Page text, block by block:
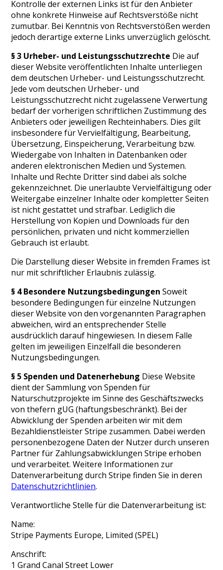
Kontrolle der externen Links ist für den Anbieter
ohne konkrete Hinweise auf Rechtsverstöße nicht
zumutbar. Bei Kenntnis von Rechtsverstößen werden
jedoch derartige externe Links unverzüglich gelöscht.
§ 3 Urheber- und Leistungsschutzrechte Die auf
dieser Website veröffentlichten Inhalte unterliegen
dem deutschen Urheber- und Leistungsschutzrecht.
Jede vom deutschen Urheber- und
Leistungsschutzrecht nicht zugelassene Verwertung
bedarf der vorherigen schriftlichen Zustimmung des
Anbieters oder jeweiligen Rechteinhabers. Dies gilt
insbesondere für Vervielfältigung, Bearbeitung,
Übersetzung, Einspeicherung, Verarbeitung bzw.
Wiedergabe von Inhalten in Datenbanken oder
anderen elektronischen Medien und Systemen.
Inhalte und Rechte Dritter sind dabei als solche
gekennzeichnet. Die unerlaubte Vervielfältigung oder
Weitergabe einzelner Inhalte oder kompletter Seiten
ist nicht gestattet und strafbar. Lediglich die
Herstellung von Kopien und Downloads für den
persönlichen, privaten und nicht kommerziellen
Gebrauch ist erlaubt.
Die Darstellung dieser Website in fremden Frames ist
nur mit schriftlicher Erlaubnis zulässig.
§ 4 Besondere Nutzungsbedingungen Soweit
besondere Bedingungen für einzelne Nutzungen
dieser Website von den vorgenannten Paragraphen
abweichen, wird an entsprechender Stelle
ausdrücklich darauf hingewiesen. In diesem Falle
gelten im jeweiligen Einzelfall die besonderen
Nutzungsbedingungen.
§ 5 Spenden und Datenerhebung Diese Website
dient der Sammlung von Spenden für
Naturschutzprojekte im Sinne des Geschäftszwecks
von thefern gUG (haftungsbeschränkt). Bei der
Abwicklung der Spenden arbeiten wir mit dem
Bezahldienstleister Stripe zusammen. Dabei werden
personenbezogene Daten der Nutzer durch unseren
Partner für Zahlungsabwicklungen Stripe erhoben
und verarbeitet. Weitere Informationen zur
Datenverarbeitung durch Stripe finden Sie in deren
Datenschutzrichtlinien.
Verantwortliche Stelle für die Datenverarbeitung ist:
Name:
Stripe Payments Europe, Limited (SPEL)
Anschrift:
1 Grand Canal Street Lower